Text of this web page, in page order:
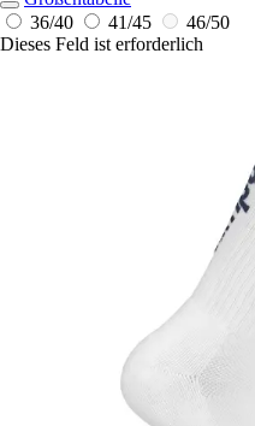
36/40
41/45
46/50
Dieses Feld ist erforderlich